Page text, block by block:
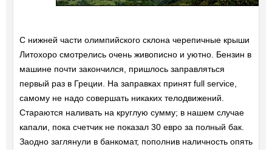
С нижней части олимпийского склона черепичные крыши
Литохоро смотрелись очень живописно и уютно. Бензин в
машине почти закончился, пришлось заправляться
первый раз в Греции. На заправках принят full service,
самому не надо совершать никаких телодвижений.
Стараются наливать на круглую сумму; в нашем случае
капали, пока счетчик не показал 30 евро за полный бак.
Заодно заглянули в банкомат, пополнив наличность опять